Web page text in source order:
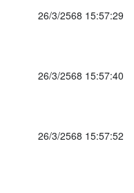
26/3/2568 15:57:29
26/3/2568 15:57:40
26/3/2568 15:57:52